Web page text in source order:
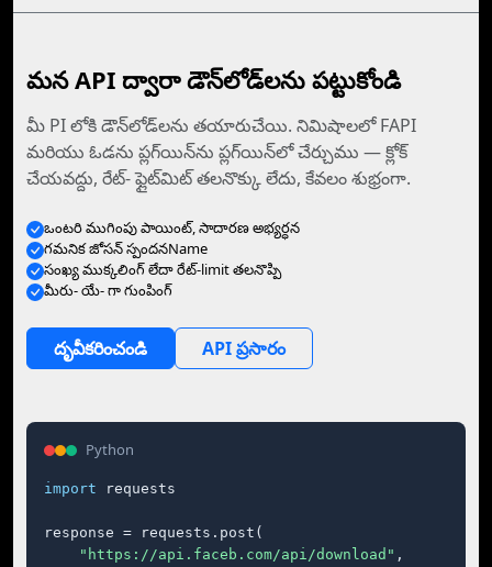
మన API ద్వారా డౌన్‌లోడ్‌లను పట్టుకోండి
మీ PI లోకి డౌన్‌లోడ్‌లను తయారుచేయి. నిమిషాలలో FAPI
మరియు ఓడను ప్లగ్‌యిన్‌ను ప్లగ్‌యిన్‌లో చేర్చుము —⁠ క్లోక్‌
చేయవద్దు, రేట్- ఫ్లైట్‌మిట్ తలనొక్కు లేదు, కేవలం శుభ్రంగా.
ఒంటరి ముగింపు పాయింట్, సాదారణ అభ్యర్ధన
గమనిక జోసన్ స్పందనName
సంఖ్య ముక్కలింగ్ లేదా రేట్-limit తలనొప్పి
మీరు- యే- గా గుంపింగ్
దృవీకరించండి API ప్రసారం
Python
import requests
response = requests.post(
"https://api.faceb.com/api/download" ,